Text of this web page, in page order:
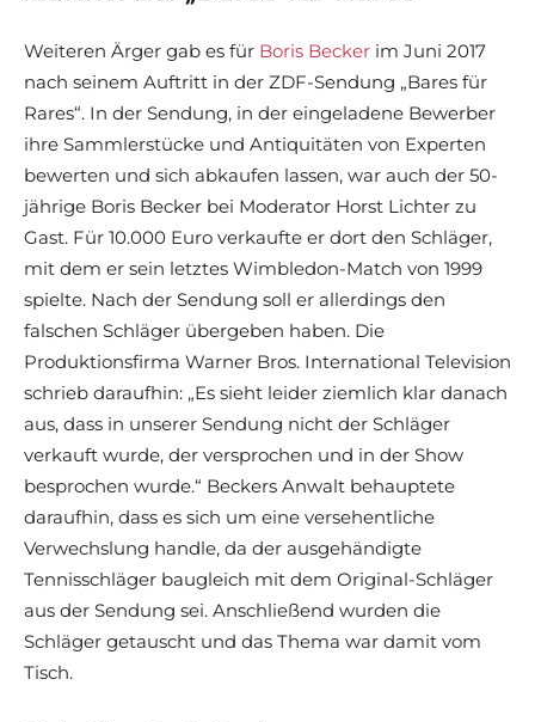
Weiteren Ärger gab es für Boris Becker im Juni 2017
nach seinem Auftritt in der ZDF-Sendung „Bares für
Rares“. In der Sendung, in der eingeladene Bewerber
ihre Sammlerstücke und Antiquitäten von Experten
bewerten und sich abkaufen lassen, war auch der 50-
jährige Boris Becker bei Moderator Horst Lichter zu
Gast. Für 10.000 Euro verkaufte er dort den Schläger,
mit dem er sein letztes Wimbledon-Match von 1999
spielte. Nach der Sendung soll er allerdings den
falschen Schläger übergeben haben. Die
Produktionsfirma Warner Bros. International Television
schrieb daraufhin: „Es sieht leider ziemlich klar danach
aus, dass in unserer Sendung nicht der Schläger
verkauft wurde, der versprochen und in der Show
besprochen wurde.“ Beckers Anwalt behauptete
daraufhin, dass es sich um eine versehentliche
Verwechslung handle, da der ausgehändigte
Tennisschläger baugleich mit dem Original-Schläger
aus der Sendung sei. Anschließend wurden die
Schläger getauscht und das Thema war damit vom
Tisch.